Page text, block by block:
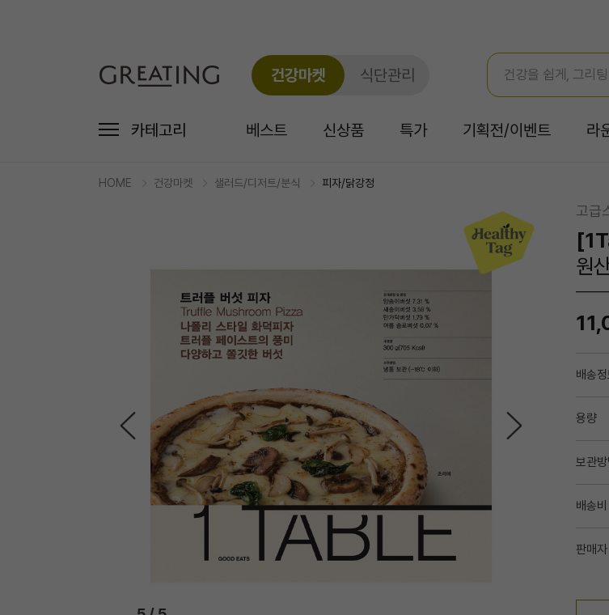
건강마켓 식단관리
카테고리 베스트 신상품 특가 기획전/이벤트 라
HOME 건강마켓 샐러드/디저트/분식 피자/닭강정
고급
원
배송
용량
보관방
배송비
판매자